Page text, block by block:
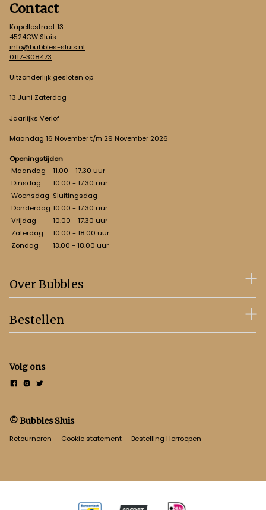
Contact
Kapellestraat 13
4524CW Sluis
info@bubbles-sluis.nl
0117-308473
Uitzonderlijk gesloten op
13 Juni Zaterdag
Jaarlijks Verlof
Maandag 16 November t/m 29 November 2026
Openingstijden
Maandag
11.00 - 17.30 uur
Dinsdag
10.00 - 17.30 uur
Woensdag Sluitingsdag
Donderdag 10.00 - 17.30 uur
Vrijdag
10.00 - 17.30 uur
Zaterdag
10.00 - 18.00 uur
Zondag
13.00 - 18.00 uur
Over Bubbles
Bestellen
Volg ons
© Bubbles Sluis
Retourneren Cookie statement Bestelling Herroepen